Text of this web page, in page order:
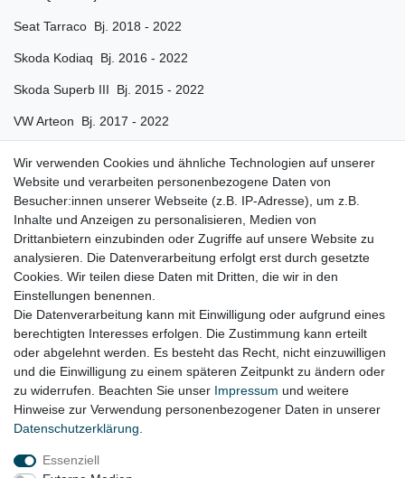
Seat Tarraco Bj. 2018 - 2022
Skoda Kodiaq Bj. 2016 - 2022
Skoda Superb III Bj. 2015 - 2022
VW Arteon Bj. 2017 - 2022
VW Tiguan II Bj. 2016 - 2022
VW Tiguan Allspace Bj. 2017 - 2022
Gerne prüfen wir für Sie anhand Ihrer Fahrgestellnummer (VIN)
ob der Artikel bei Ihrem Fahrzeug passt
Lieferzeit etwa 1 bis 3 Werktage
Wir verwenden Cookies und ähnliche Technologien auf unserer
Website und verarbeiten personenbezogene Daten von
Besucher:innen unserer Webseite (z.B. IP-Adresse), um z.B.
Inhalte und Anzeigen zu personalisieren, Medien von
Drittanbietern einzubinden oder Zugriffe auf unsere Website zu
analysieren. Die Datenverarbeitung erfolgt erst durch gesetzte
Cookies. Wir teilen diese Daten mit Dritten, die wir in den
Einstellungen benennen.
Die Datenverarbeitung kann mit Einwilligung oder aufgrund eines
berechtigten Interesses erfolgen. Die Zustimmung kann erteilt
oder abgelehnt werden. Es besteht das Recht, nicht einzuwilligen
und die Einwilligung zu einem späteren Zeitpunkt zu ändern oder
zu widerrufen. Beachten Sie unser Impressum und weitere
Hinweise zur Verwendung personenbezogener Daten in unserer
Daten­schutz­erklärung
Essenziell
Impressum